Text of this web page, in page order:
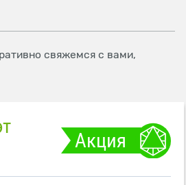
свяжемся с вами,
Акция